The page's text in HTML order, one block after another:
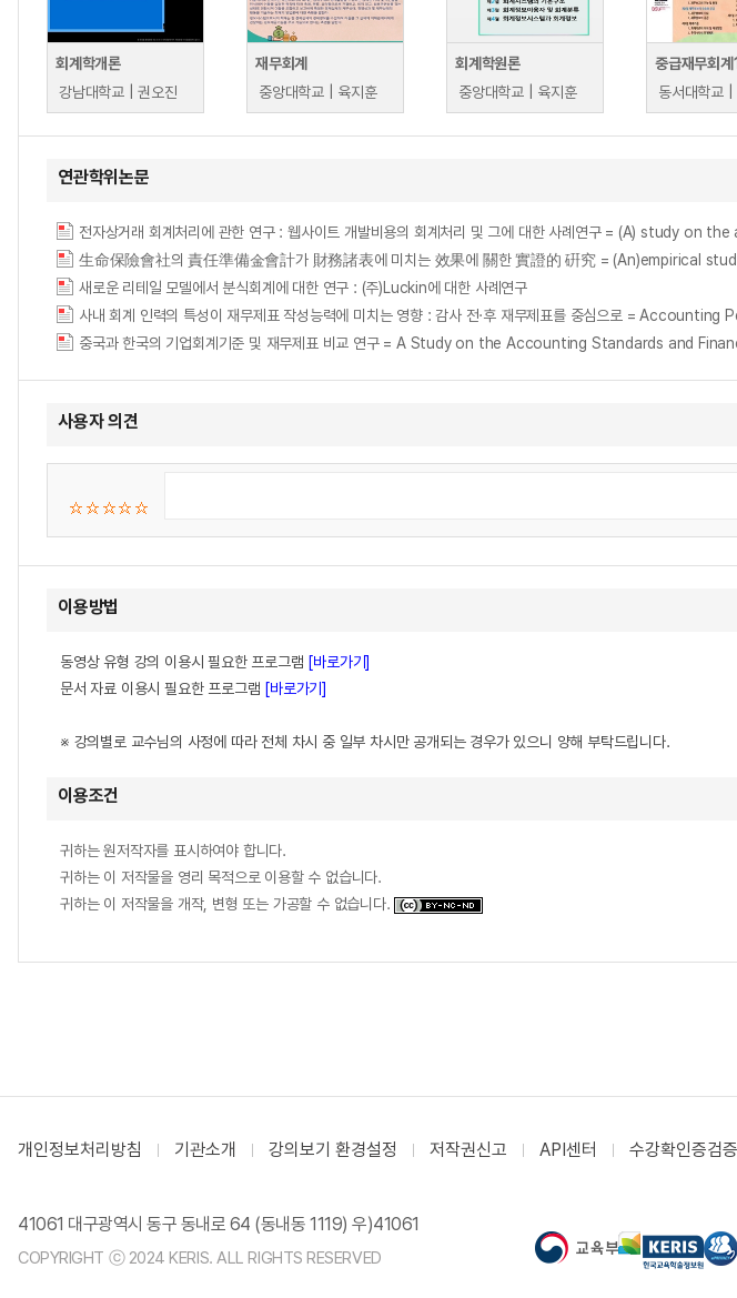
회계학개론
강남대학교 | 권오진
재무회계
중앙대학교 | 육지훈
회계학원론
중앙대학교 | 육지훈
중급재무회계1
동서대학교 |
연관학위논문
전자상거래 회계처리에 관한 연구 : 웹사이트 개발비용의 회계처리 및 그에 대한 사례연구 = (A)
生命保險會社의 責任準備金會計가 財務諸表에 미치는 效果에 關한 實證的 硏究 =
새로운 리테일 모델에서 분식회계에 대한 연구 : (주)Luckin에 대한 사례연구
중국과 한국의 기업회계기준 및 재무제표 비교 연구 = A Study on the Accounting Standards and
사용자 의견
이용방법
동영상 유형 강의 이용시 필요한 프로그램 [바로가기]
문서 자료 이용시 필요한 프로그램 [바로가기]
※ 강의별로 교수님의 사정에 따라 전체 차시 중 일부 차시만 공개되는 경우가 있으니 양해 부탁드립니다.
이용조건
귀하는 원저작자를 표시하여야 합니다.
귀하는 이 저작물을 영리 목적으로 이용할 수 없습니다.
귀하는 이 저작물을 개작, 변형 또는 가공할 수 없습니다.
개인정보처리방침 기관소개 강의보기 환경설정 저작권신고 API센터 수강확인증검증
41061 대구광역시 동구 동내로 64 (동내동 1119) 우)41061
COPYRIGHT ⓒ 2024 KERIS. ALL RIGHTS RESERVED